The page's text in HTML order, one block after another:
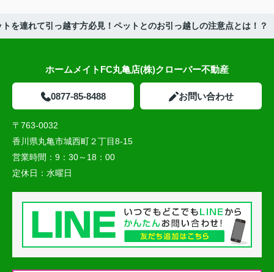
トを連れて引っ越す方必見！ペットとのお引っ越しの注意点とは！？
ホームメイトFC丸亀店(株)クローバー不動産
0877-85-8488 お問い合わせ
〒763-0032
香川県丸亀市城西町２丁目8-15
営業時間： 9：30～18：00
定休日： 水曜日